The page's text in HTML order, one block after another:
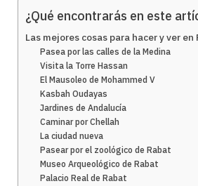
¿Qué encontrarás en este
Las mejores cosas para hacer y ver en
Pasea por las calles de la Medina
Visita la Torre Hassan
El Mausoleo de Mohammed V
Kasbah Oudayas
Jardines de Andalucía
Caminar por Chellah
La ciudad nueva
Pasear por el zoológico de Rabat
Museo Arqueológico de Rabat
Palacio Real de Rabat